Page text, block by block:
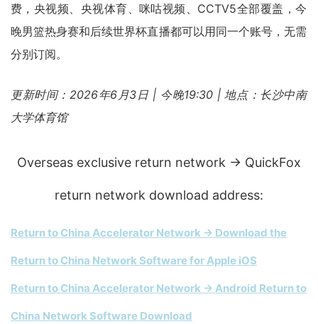
费，央视频、央视体育、咪咕视频、CCTV5全部覆盖，今
晚男篮热身赛和后续世界杯直播都可以用同一个账号，无需
分别订阅。
更新时间：2026年6月3日 | 今晚19:30 | 地点：长沙中南
大学体育馆
Overseas exclusive return network → QuickFox
return network download address:
Return to China Accelerator Network → Download the
Return to China Network Software for Apple iOS
Return to China Accelerator Network → Android Return to
China Network Software Download